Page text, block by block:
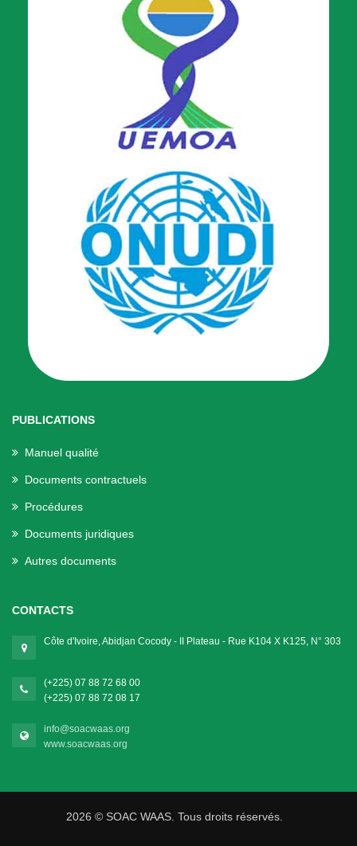
PUBLICATIONS
Manuel qualité
Documents contractuels
Procédures
Documents juridiques
Autres documents
CONTACTS
Côte d'Ivoire, Abidjan Cocody - II Plateau - Rue K104 X K125, N° 303
(+225) 07 88 72 68 00
(+225) 07 88 72 08 17
info@soacwaas.org
www.soacwaas.org
2026 © SOAC WAAS. Tous droits réservés.